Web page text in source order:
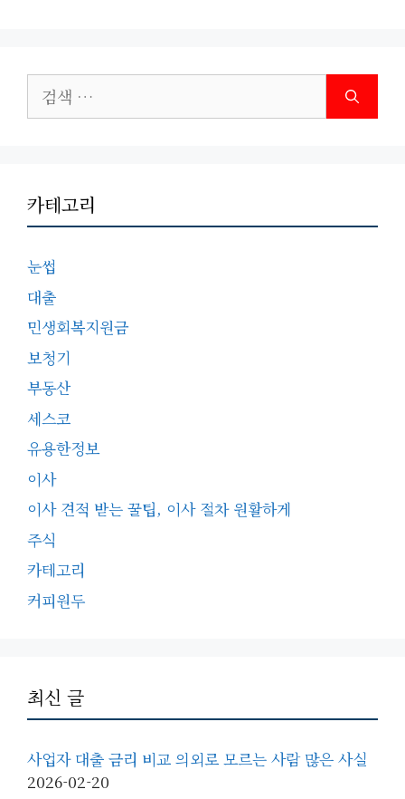
색:
카테고리
눈썹
대출
민생회복지원금
보청기
부동산
세스코
유용한정보
이사
이사 견적 받는 꿀팁, 이사 절차 원활하게
주식
카테고리
커피원두
최신 글
사업자 대출 금리 비교 의외로 모르는 사람 많은 사실
2026-02-20